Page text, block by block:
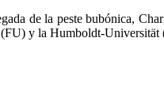
de la peste bubónica,
y la Humboldt-